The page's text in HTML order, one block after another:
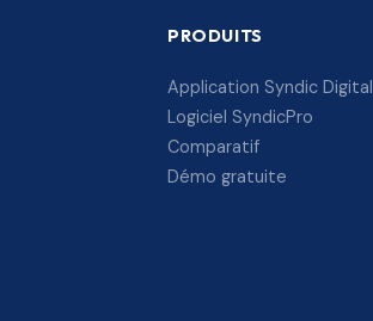
PRODUITS
Application Syndic Digital
Logiciel SyndicPro
Comparatif
Démo gratuite